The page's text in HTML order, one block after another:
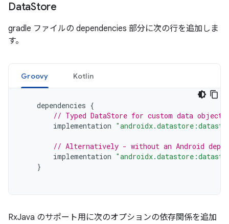
DataStore
gradle ファイルの dependencies 部分に次の行を追加しま
す。
Groovy Kotlin
dependencies {
// Typed DataStore for custom data
implementation
// Alternatively - without an Android
implementation
}
RxJava のサポート用に次のオプションの依存関係を追加